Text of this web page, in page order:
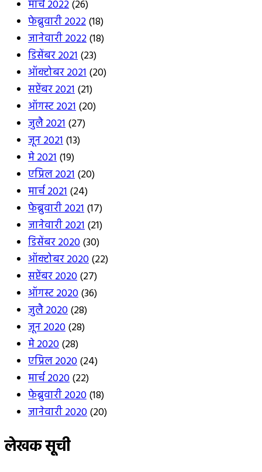
मार्च 2022(26)
फेब्रुवारी 2022(18)
जानेवारी 2022(18)
डिसेंबर 2021(23)
ऑक्टोबर 2021(20)
सप्टेंबर 2021(21)
ऑगस्ट 2021(20)
जुलै 2021(27)
जून 2021(13)
मे 2021(19)
एप्रिल 2021(20)
मार्च 2021(24)
फेब्रुवारी 2021(17)
जानेवारी 2021(21)
डिसेंबर 2020(30)
ऑक्टोबर 2020(22)
सप्टेंबर 2020(27)
ऑगस्ट 2020(36)
जुलै 2020(28)
जून 2020(28)
मे 2020(28)
एप्रिल 2020(24)
मार्च 2020(22)
फेब्रुवारी 2020(18)
जानेवारी 2020(20)
लेखक सूची